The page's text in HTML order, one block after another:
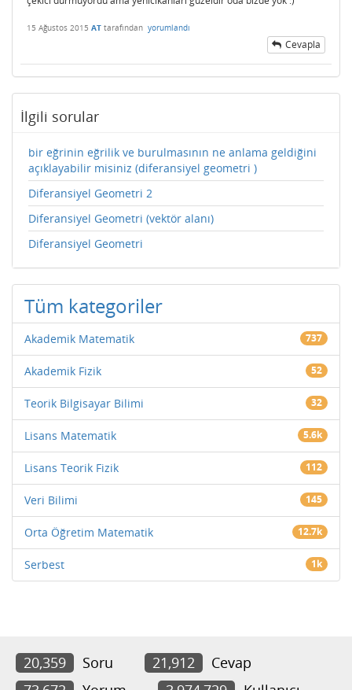
15 Ağustos 2015 AT tarafından yorumlandı
Cevapla
İlgili sorular
bir eğrinin eğrilik ve burulmasının ne anlama geldiğini
açıklayabilir misiniz (diferansiyel geometri )
Diferansiyel Geometri 2
Diferansiyel Geometri (vektör alanı)
Diferansiyel Geometri
Tüm kategoriler
Akademik Matematik 737
Akademik Fizik 52
Teorik Bilgisayar Bilimi 32
Lisans Matematik 5.6k
Lisans Teorik Fizik 112
Veri Bilimi 145
Orta Öğretim Matematik 12.7k
Serbest 1k
20,359 Soru 21,912
Cevap